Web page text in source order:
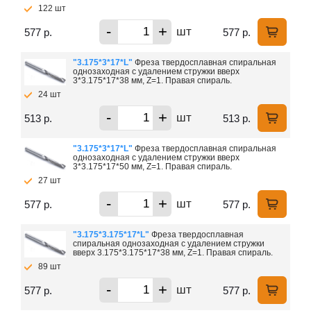
122 шт
577 р. - + шт 577 р.
"3.175*3*17*L" Фреза твердосплавная спиральная
однозаходная с удалением стружки вверх
3*3.175*17*38 мм, Z=1. Правая спираль.
24 шт
513 р. - + шт 513 р.
"3.175*3*17*L" Фреза твердосплавная спиральная
однозаходная с удалением стружки вверх
3*3.175*17*50 мм, Z=1. Правая спираль.
27 шт
577 р. - + шт 577 р.
"3.175*3.175*17*L" Фреза твердосплавная
спиральная однозаходная с удалением стружки
вверх 3.175*3.175*17*38 мм, Z=1. Правая спираль.
89 шт
577 р. - + шт 577 р.